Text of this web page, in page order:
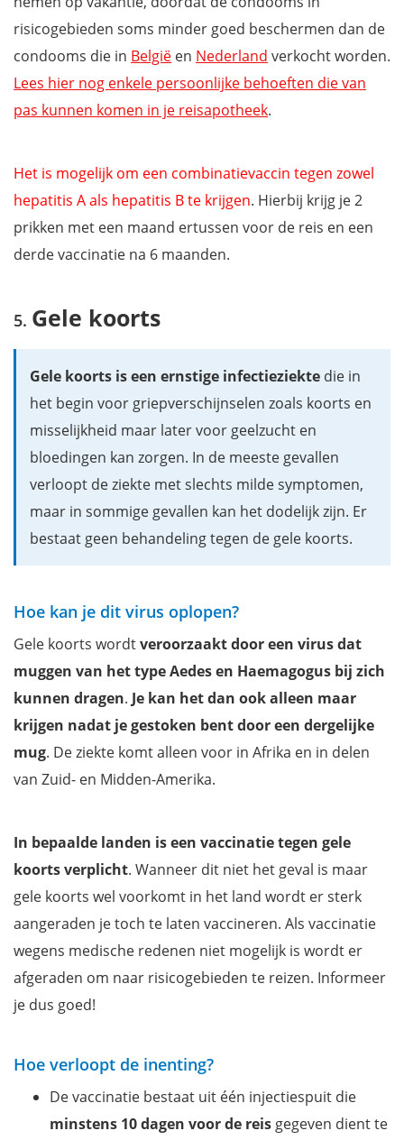
risicogebieden soms minder goed beschermen dan de
condooms die in België en Nederland verkocht worden.
Lees hier nog enkele persoonlijke behoeften die van
pas kunnen komen in je reisapotheek.
Het is mogelijk om een combinatievaccin tegen zowel
hepatitis A als hepatitis B te krijgen. Hierbij krijg je 2
prikken met een maand ertussen voor de reis en een
derde vaccinatie na 6 maanden.
Gele koorts
Gele koorts is een ernstige infectieziekte die in
het begin voor griepverschijnselen zoals koorts en
misselijkheid maar later voor geelzucht en
bloedingen kan zorgen. In de meeste gevallen
verloopt de ziekte met slechts milde symptomen,
maar in sommige gevallen kan het dodelijk zijn. Er
bestaat geen behandeling tegen de gele koorts.
Hoe kan je dit virus oplopen?
Gele koorts wordtveroorzaakt door een virus dat
muggen van het type Aedes en Haemagogus bij zich
kunnen dragen. Je kan het dan ook alleen maar
krijgen nadat je gestoken bent door een dergelijke
mug. De ziekte komt alleen voor in Afrika en in delen
van Zuid- en Midden-Amerika.
In bepaalde landen is een vaccinatie tegen gele
koorts verplicht. Wanneer dit niet het geval is maar
gele koorts wel voorkomt in het land wordt er sterk
aangeraden je toch te laten vaccineren. Als vaccinatie
wegens medische redenen niet mogelijk is wordt er
afgeraden om naar risicogebieden te reizen. Informeer
je dus goed!
Hoe verloopt de inenting?
De vaccinatie bestaat uit één injectiespuit die
minstens 10 dagen voor de reis gegeven dient te